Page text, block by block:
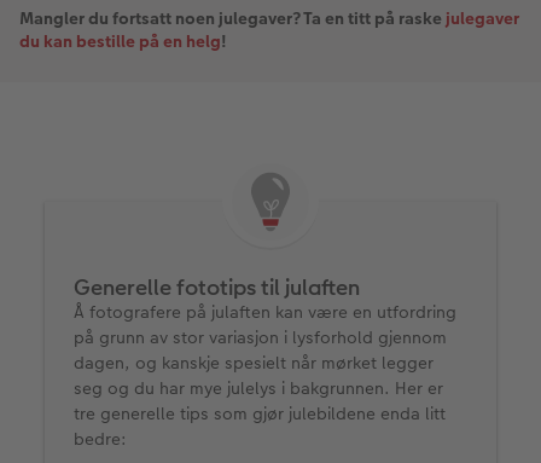
Mangler du fortsatt noen julegaver? Ta en titt på raske julegaver
du kan bestille på en helg!
Generelle fototips til julaften
Å fotografere på julaften kan være en utfordring
på grunn av stor variasjon i lysforhold gjennom
dagen, og kanskje spesielt når mørket legger
seg og du har mye julelys i bakgrunnen. Her er
tre generelle tips som gjør julebildene enda litt
bedre: